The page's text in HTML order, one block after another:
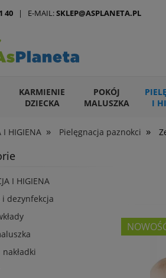
KARMIENIE
DZIECKA
POKÓJ
MALUSZKA
I
ZWIERZĄT
I HIGIENA » Pielęgnacja paznokci »
40 | E-MAIL:SKLEP@ASPLANETA.PL
I HIGIENA
i dezynfekcja